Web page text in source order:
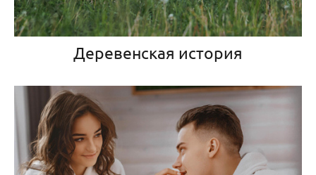
Деревенская история